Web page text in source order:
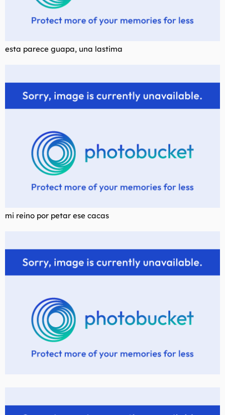
esta parece guapa, una lastima
mi reino por petar ese cacas